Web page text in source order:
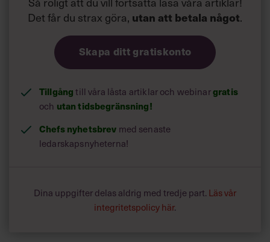
Det får du strax göra, utan att betala något.
Skapa ditt gratiskonto
Tillgångtill våra låsta artiklar och webinargratis
och utan tidsbegränsning!
Chefs nyhetsbrev med senaste
ledarskapsnyheterna!
Dina uppgifter delas aldrig med tredje part. Läs vår
integritetspolicy här.